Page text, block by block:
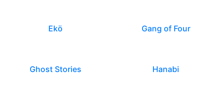
Ekö Gang of Four
Ghost Stories Hanabi